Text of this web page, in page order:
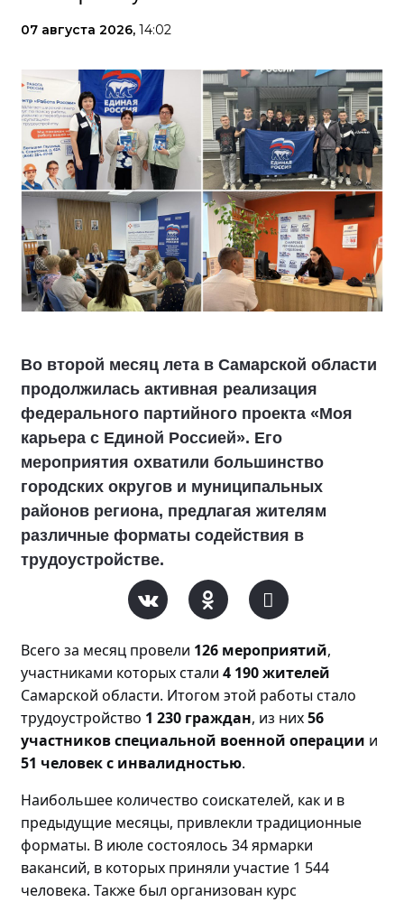
07 августа 2026, 14:02
Во второй месяц лета в Самарской области
продолжилась активная реализация
федерального партийного проекта «Моя
карьера с Единой Россией». Его
мероприятия охватили большинство
городских округов и муниципальных
районов региона, предлагая жителям
различные форматы содействия в
трудоустройстве.
Всего за месяц провели 126 мероприятий,
участниками которых стали 4 190 жителей
Самарской области. Итогом этой работы стало
трудоустройство 1 230 граждан, из них56
участников специальной военной операции и
51 человек с инвалидностью.
Наибольшее количество соискателей, как и в
предыдущие месяцы, привлекли традиционные
форматы. В июле состоялось 34 ярмарки
вакансий, в которых приняли участие 1 544
человека. Также был организован курс